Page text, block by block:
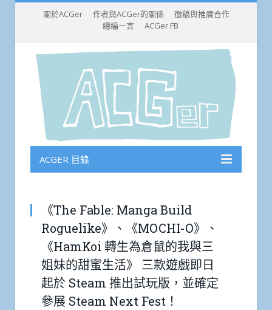
關於ACGer 作者與ACGer的關係
徵稿與推廣合作
總編一言
ACGer FB
ACGER 目錄
《The Fable: Manga Build
Roguelike》、《MOCHI-O》、
《HamKoi 轉生為倉鼠的我與三
姐妹的甜蜜生活》 三款遊戲即日
起於 Steam 推出試玩版，並確定
參展 Steam Next Fest！